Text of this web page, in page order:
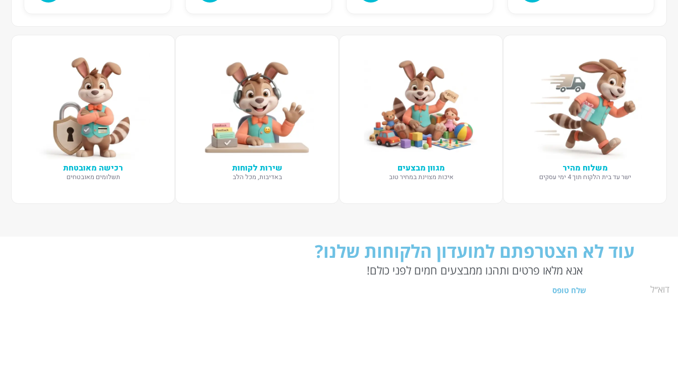
משלוח מהיר
ישר עד בית הלקוח תוך 4 ימי עסקים
מגוון מבצעים
איכות מצוינת במחיר טוב
שירות לקוחות
באדיבות, מכל הלב
רכישה מאובטחת
תשלומים מאובטחים
עוד לא הצטרפתם למועדון הלקוחות שלנו?
אנא מלאו פרטים ותהנו ממבצעים חמים לפני כולם!
שלח טופס